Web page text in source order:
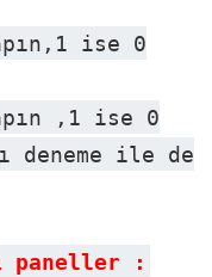
ise 0
,1 ise 0
deneme ile de
paneller :